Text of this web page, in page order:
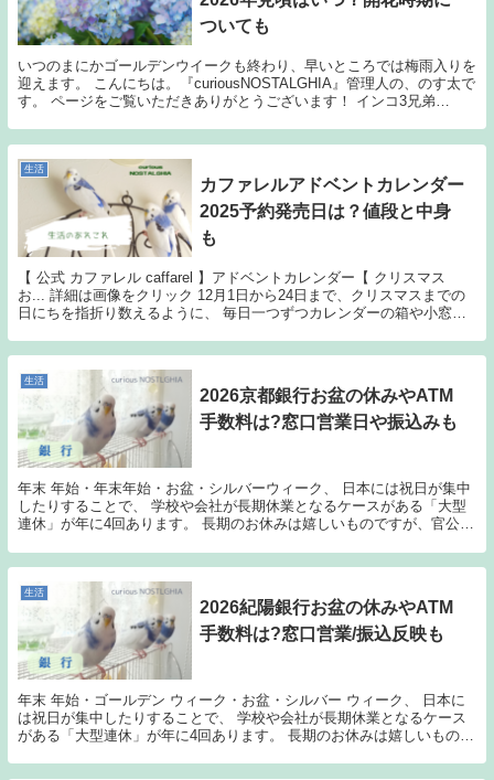
ついても
いつのまにかゴールデンウイークも終わり、早いところでは梅雨入りを
迎えます。 こんにちは。『curiousNOSTALGHIA』管理人の、のす太で
す。 ページをご覧いただきありがとうございます！ インコ3兄弟
生活
カファレルアドベントカレンダー
2025予約発売日は？値段と中身
も
【 公式 カファレル caffarel 】アドベントカレンダー【 クリスマス
お... 詳細は画像をクリック 12月1日から24日まで、クリスマスまでの
日にちを指折り数えるように、 毎日一つずつカレンダーの箱や小窓を
生活
2026京都銀行お盆の休みやATM
手数料は?窓口営業日や振込みも
年末 年始・年末年始・お盆・シルバーウィーク、 日本には祝日が集中
したりすることで、 学校や会社が長期休業となるケースがある「大型
連休」が年に4回あります。 長期のお休みは嬉しいものですが、官公庁
生活
2026紀陽銀行お盆の休みやATM
手数料は?窓口営業/振込反映も
年末 年始・ゴールデン ウィーク・お盆・シルバー ウィーク、 日本に
は祝日が集中したりすることで、 学校や会社が長期休業となるケース
がある「大型連休」が年に4回あります。 長期のお休みは嬉しいもので